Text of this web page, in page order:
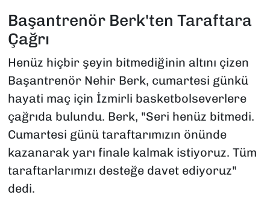
Başantrenör Berk'ten Taraftara
Çağrı
Henüz hiçbir şeyin bitmediğinin altını çizen
Başantrenör Nehir Berk, cumartesi günkü
hayati maç için İzmirli basketbolseverlere
çağrıda bulundu. Berk, "Seri henüz bitmedi.
Cumartesi günü taraftarımızın önünde
kazanarak yarı finale kalmak istiyoruz. Tüm
taraftarlarımızı desteğe davet ediyoruz"
dedi.